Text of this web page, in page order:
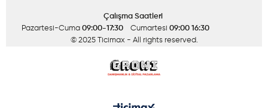
Çalışma Saatleri
Pazartesi-Cuma 09:00-17:30 Cumartesi 09:00 16:30
© 2025 Ticimax - All rights reserved.